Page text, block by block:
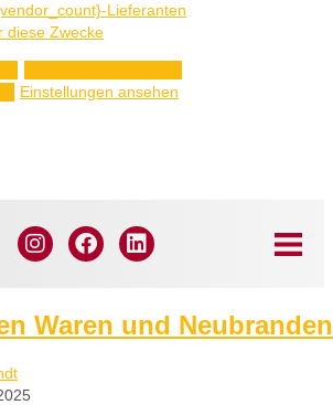
Lieferanten
diese Zwecke
Einstellungen ansehen
Waren und